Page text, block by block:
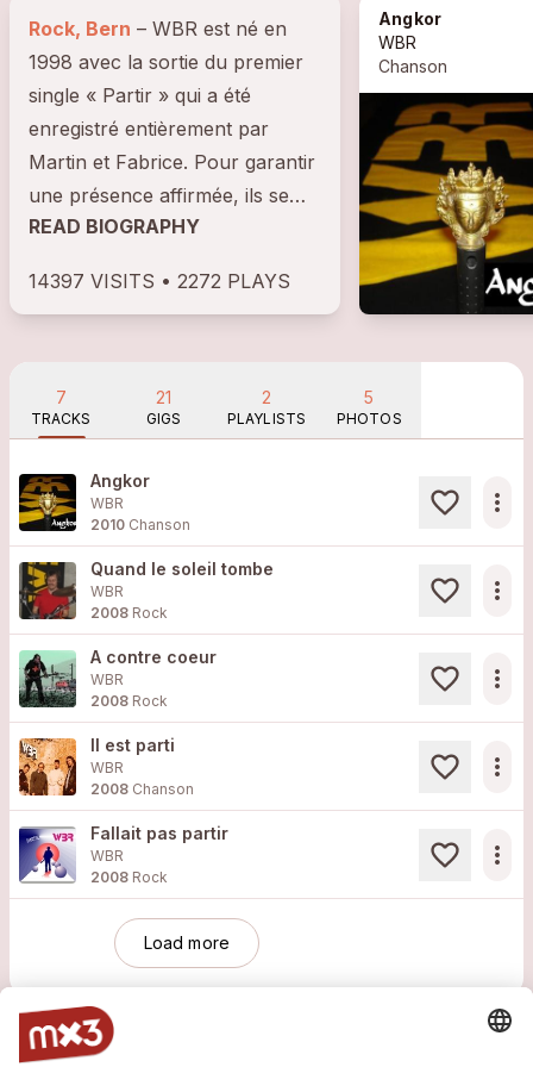
Rock, Bern
1998 avec la sortie du premier
single « Partir » qui a été
enregistré entièrement par
Martin et Fabrice. Pour garantir
une présence affirmée, ils se
sont entouré du bassiste Denis
READ BIOGRAPHY
14397 VISITS • 2272 PLAYS
Angkor
WBR
Chanson
7
TRACKS
21
GIGS
2
PLAYLISTS
5
PHOTOS
Angkor
WBR
2010 Chanson
more_horiz
Quand le soleil tombe
WBR
2008 Rock
more_horiz
A contre coeur
WBR
2008 Rock
more_horiz
Il est parti
WBR
2008 Chanson
more_horiz
Fallait pas partir
WBR
2008 Rock
more_horiz
Load more